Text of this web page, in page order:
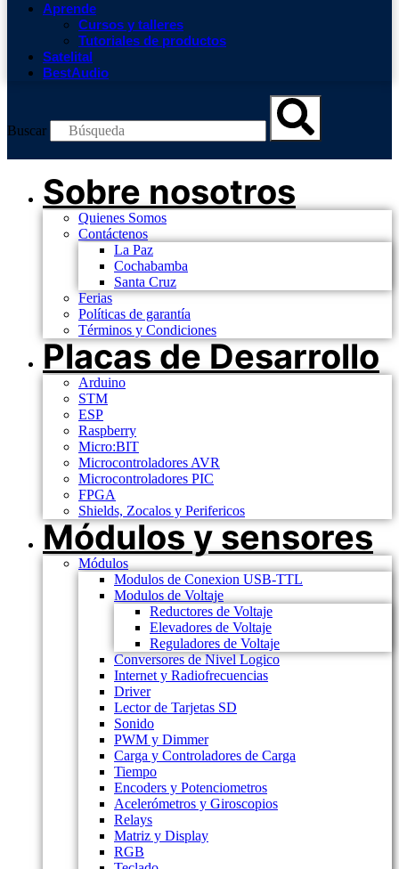
Aprende
Cursos y talleres
Tutoriales de productos
Satelital
BestAudio
Buscar
Sobre nosotros
Quienes Somos
Contáctenos
La Paz
Cochabamba
Santa Cruz
Ferias
Políticas de garantía
Términos y Condiciones
Placas de Desarrollo
Arduino
STM
ESP
Raspberry
Micro:BIT
Microcontroladores AVR
Microcontroladores PIC
FPGA
Shields, Zocalos y Perifericos
Módulos y sensores
Módulos
Modulos de Conexion USB-TTL
Modulos de Voltaje
Reductores de Voltaje
Elevadores de Voltaje
Reguladores de Voltaje
Conversores de Nivel Logico
Internet y Radiofrecuencias
Driver
Lector de Tarjetas SD
Sonido
PWM y Dimmer
Carga y Controladores de Carga
Tiempo
Encoders y Potenciometros
Acelerómetros y Giroscopios
Relays
Matriz y Display
RGB